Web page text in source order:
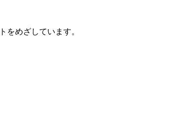
をめざしています。